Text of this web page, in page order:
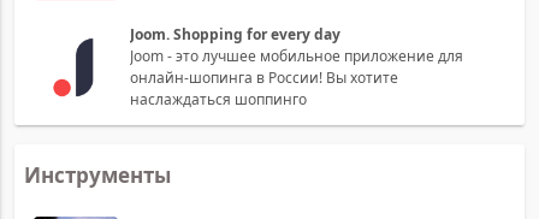
Joom. Shopping for every day
Joom - это лучшее мобильное приложение для
онлайн-шопинга в России! Вы хотите
наслаждаться шоппинго
Инструменты